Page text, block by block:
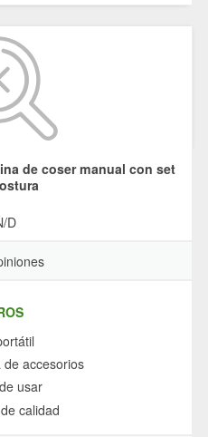
de coser manual con set
D
de accesorios
usar
calidad